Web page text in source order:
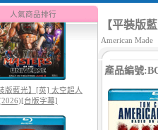
人氣商品排行
台版字幕]
【平裝版
American Made
產品編號